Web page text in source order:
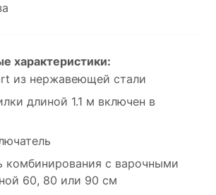
характеристики:
из нержавеющей стали
длиной 1.1 м включен в
комбинирования с варочными
60, 80 или 90 см